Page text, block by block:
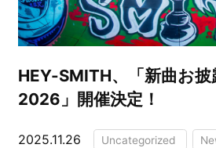
HEY-SMITH、「新曲お披
2026」開催決定！
2025.11.26 Uncategorized